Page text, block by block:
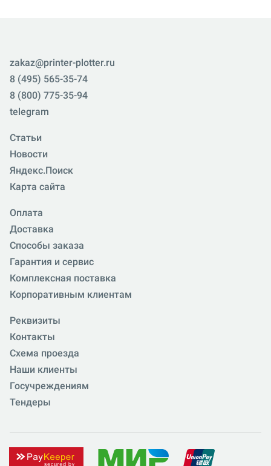
zakaz@printer-plotter.ru
8 (495) 565-35-74
8 (800) 775-35-94
telegram
Статьи
Новости
Яндекс.Поиск
Карта сайта
Оплата
Доставка
Способы заказа
Гарантия и сервис
Комплексная поставка
Корпоративным клиентам
Реквизиты
Контакты
Схема проезда
Наши клиенты
Госучреждениям
Тендеры